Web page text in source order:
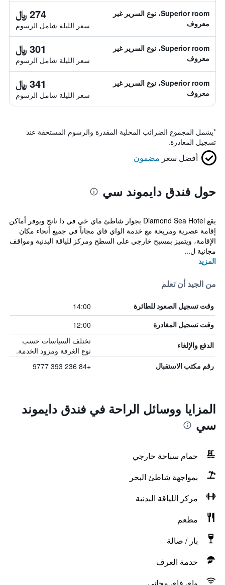
Superior room، نوع السرير غير
معروف
274 ﷼
سعر الليلة شامل الرسوم
Superior room، نوع السرير غير
معروف
301 ﷼
سعر الليلة شامل الرسوم
Superior room، نوع السرير غير
معروف
341 ﷼
سعر الليلة شامل الرسوم
*يشمل المجموع الضرائب المحلية المقدرة والرسوم المستحقة عند
تسجيل المغادرة.
أفضل سعر مضمون
حول فندق دايموند سي
يقع Diamond Sea Hotel بجوار شاطئ ماي خي في دا نانج ويوفر أماكن
إقامة عصرية ومريحة مع خدمة الواي فاي مجاناً في جميع أنحاء مكان
الإقامة، ويتميز بمسبح خارجي على السطح ومركز للياقة البدنية ومواقف
مجانية ل...
المزيد
من الجيد أن تعلم
وقت تسجيل الصعود للطائرة 14:00
وقت تسجيل المغادرة 12:00
الدفع والإلغاء
تختلف السياسات حسب
نوع الغرفة ومزود الخدمة.
رقم مكتب الاستقبال +84 236 393 9777
المزايا ووسائل الراحة في فندق دايموند
سي
حمام سباحة خارجي
بمواجهة شاطئ البحر
مركز اللياقة البدنية
مطعم
بار / صالة
خدمة الغرف